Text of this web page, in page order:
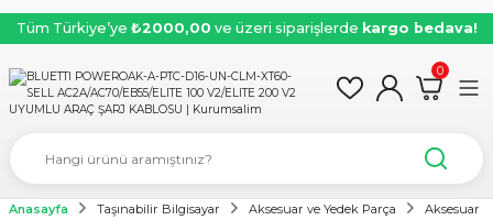
Tüm Türkiye’ye ₺2000,00 ve üzeri siparişlerde kargo bedava!
0
Anasayfa Taşınabilir Bilgisayar Aksesuar ve Yedek Parça Aksesuar